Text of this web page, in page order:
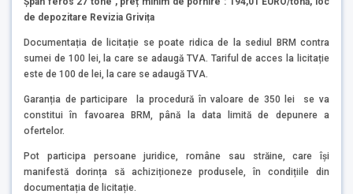
de depozitare Revizia Grivița
Documentația de licitație se poate ridica de la sediul BRM contra
sumei de 100 lei, la care se adaugă TVA. Tariful de acces la licitație
este de 100 de lei, la care se adaugă TVA.
Garanția de participare la procedură în valoare de 350 lei se va
constitui în favoarea BRM, până la data limită de depunere a
ofertelor.
Pot participa persoane juridice, române sau străine, care își
manifestă dorința să achiziționeze produsele, în condițiile din
documentația de licitație.